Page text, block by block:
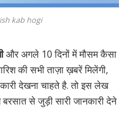
kab hogi
और अगले 10 दिनों में मौसम कैसा
की सभी ताज़ा ख़बरें मिलेंगी,
देखना चाहते है. तो इस लेख
से जुड़ी सारी जानकारी देने